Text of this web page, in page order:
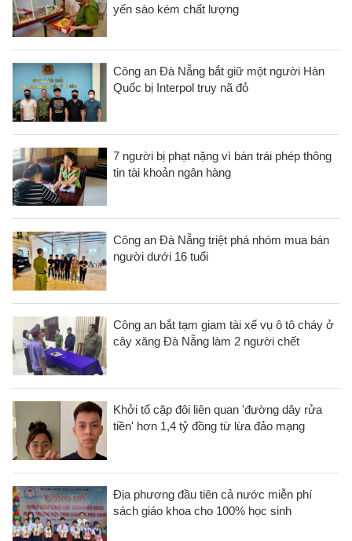
yến sào kém chất lượng
Công an Đà Nẵng bắt giữ một người Hàn
Quốc bị Interpol truy nã đỏ
7 người bị phạt nặng vì bán trái phép thông
tin tài khoản ngân hàng
Công an Đà Nẵng triệt phá nhóm mua bán
người dưới 16 tuổi
Công an bắt tạm giam tài xế vụ ô tô cháy ở
cây xăng Đà Nẵng làm 2 người chết
Khởi tố cặp đôi liên quan 'đường dây rửa
tiền' hơn 1,4 tỷ đồng từ lừa đảo mạng
Địa phương đầu tiên cả nước miễn phí
sách giáo khoa cho 100% học sinh